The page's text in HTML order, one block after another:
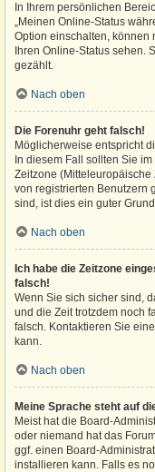
In Ihrem persönlichen
„Meinen Online-Status
Option einschalten, können
Ihren Online-Status sehen.
gezählt.
Nach oben
Die Forenuhr geht falsch!
Möglicherweise entspricht
In diesem Fall sollten Sie
Zeitzone
von registrierten Benutzern
sind, ist dies ein guter
Nach oben
Ich habe die Zeitzone
falsch!
Wenn Sie sich sicher sind,
und die Zeit trotzdem noch
falsch. Kontaktieren Sie
kann.
Nach oben
Meine Sprache steht auf
Meist hat die Board-
oder niemand hat das
ggf. einen Board-
installieren kann. Falls es